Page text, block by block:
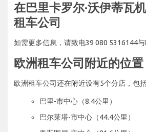
在巴里卡罗尔·沃伊蒂瓦
租车公司
如需更多信息，请致电39 080 5316144与
欧洲租车公司附近的位置
欧洲租车公司还在附近设有5个分店，包括
巴里-市中心（8.4公里）
巴尔莱塔-市中心（44.4公里）